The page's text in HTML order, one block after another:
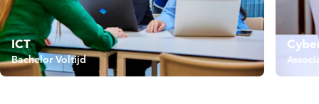
ICT
Bachelor Voltijd